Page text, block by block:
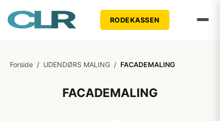
RODEKASSEN
Forside / UDENDØRS MALING / FACADEMALING
FACADEMALING